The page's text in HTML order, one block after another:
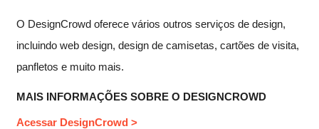
O DesignCrowd oferece vários outros serviços de design,
incluindo web design, design de camisetas, cartões de visita,
panfletos e muito mais.
MAIS INFORMAÇÕES SOBRE O DESIGNCROWD
Acessar DesignCrowd >